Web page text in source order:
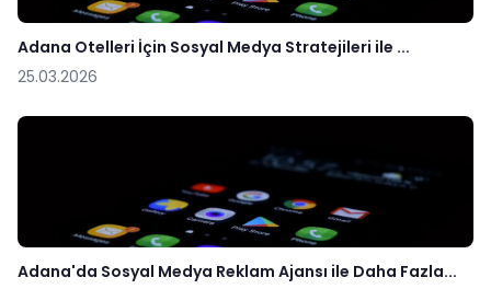
Adana Otelleri İçin Sosyal Medya Stratejileri ile ...
25.03.2026
Adana'da Sosyal Medya Reklam Ajansı ile Daha Fazla...